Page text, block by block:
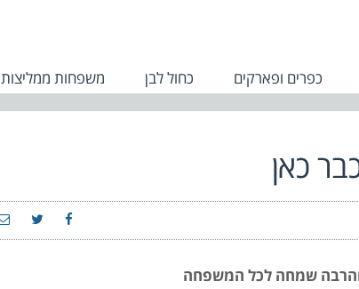
כפרים ופארקים כחול לבן משפחות ממליצות
והרבה שמחה לכל המשפחה